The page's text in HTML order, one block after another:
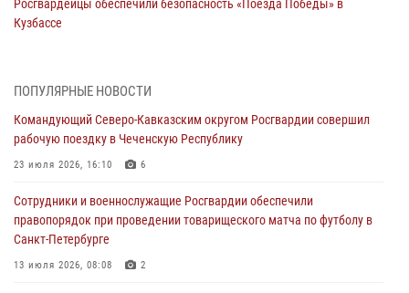
Росгвардейцы обеспечили безопасность «Поезда Победы» в
Кузбассе
В Кабардино-Балкарии сотрудники Росгвардии провели турнир по
08 августа 2026, 07:00
Военнослужащие Софринской бригады Росгвардии встретились с
дорогой к Победе в СВО» (видео)
08 августа 2026, 07:00
ОМОН «Ойрат» Управления Росгвардии по Республике Калмыкия
ПОПУЛЯРНЫЕ НОВОСТИ
Командующий Северо-Кавказским округом Росгвардии совершил
рабочую поездку в Чеченскую Республику
23 июля 2026, 16:10 6
Сотрудники и военнослужащие Росгвардии обеспечили
правопорядок при проведении товарищеского матча по футболу в
Санкт-Петербурге
13 июля 2026, 08:08 2